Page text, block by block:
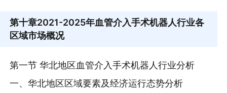
第十章2021-2025年血管介入手术机器人行业各
区域市场概况
第一节 华北地区血管介入手术机器人行业分析
一、华北地区区域要素及经济运行态势分析